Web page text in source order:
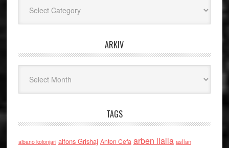
ARKIV
TAGS
albano kolonjari alfons Grishaj Anton Cefa arben llalla asllan